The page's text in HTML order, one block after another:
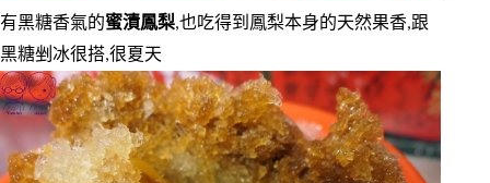
有黑糖香氣的蜜漬鳳梨,也吃得到鳳梨本身的天然果香,跟
黑糖剉冰很搭,很夏天